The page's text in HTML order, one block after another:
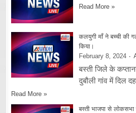
Read More »
कलयुगी माँ ने बच्ची की
किया।
February 8, 2024
बस्ती जिले के
दुबौली गांव में दिल
Read More »
बस्ती भाजपा से लोकसभा